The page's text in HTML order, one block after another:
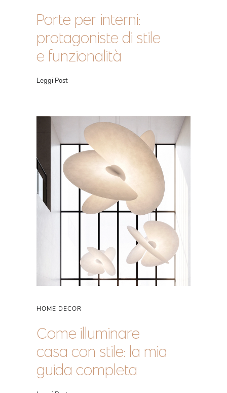
Porte per interni:
protagoniste di stile
e funzionalità
Leggi Post
HOME DECOR
Come illuminare
casa con stile: la mia
guida completa